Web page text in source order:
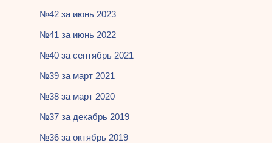
№42 за июнь 2023
№41 за июнь 2022
№40 за сентябрь 2021
№39 за март 2021
№38 за март 2020
№37 за декабрь 2019
№36 за октябрь 2019